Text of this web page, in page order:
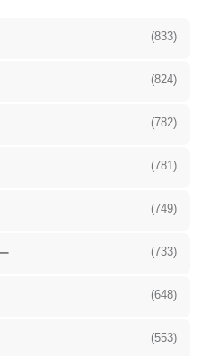
(833)
(824)
(782)
(781)
(749)
(733)
(648)
(553)